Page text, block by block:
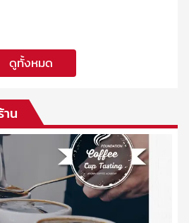
กต้นตำรับ พร้อมรังสรรค์ไอเดียสุด
องก็ทำตามได้ง่ายๆ ไหนใครลอง
Online Store
products?
ดูทั้งหมด
าน